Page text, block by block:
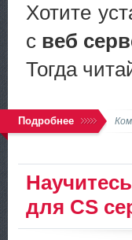
Хотите
с веб
Тогда
Подробнее
для CS